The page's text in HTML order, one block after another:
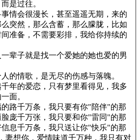
是过往。
情会很漫长，甚至遥遥无期，来的
突然，那么含蓄，那么朦胧，比如
准备，不需要彩排，我给你持续的
辈子就是找一个爱她的她也爱的男
的情歌，是无尽的伤感与落魄。
年的爱恋，只有梦里看得见，我多
面。
路千万条，我只要有你"陪伴"的那
庞千万张，我只要和你"雷同"的那
息千万条，我只送让你"快乐"的那
妻想你，爱情味道千万种，我只有对